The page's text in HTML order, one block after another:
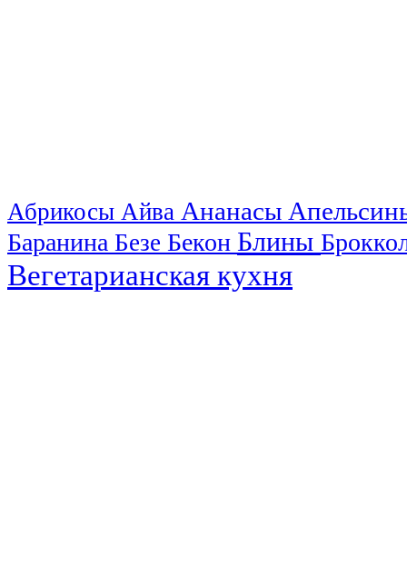
Абрикосы Айва Ананасы
Баранина Безе Бекон Блины
Вегетарианская кухня